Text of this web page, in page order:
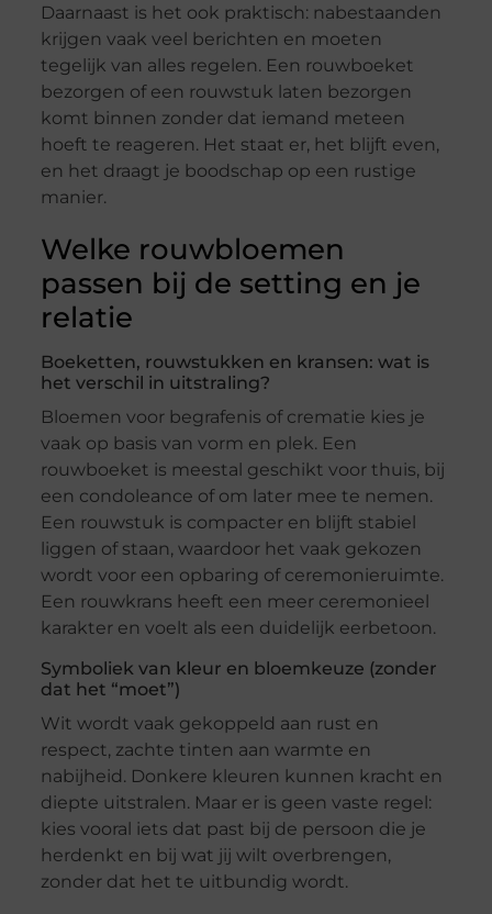
Daarnaast is het ook praktisch: nabestaanden
krijgen vaak veel berichten en moeten
tegelijk van alles regelen. Een rouwboeket
bezorgen of een rouwstuk laten bezorgen
komt binnen zonder dat iemand meteen
hoeft te reageren. Het staat er, het blijft even,
en het draagt je boodschap op een rustige
manier.
Welke rouwbloemen
passen bij de setting en je
relatie
Boeketten, rouwstukken en kransen: wat is
het verschil in uitstraling?
Bloemen voor begrafenis of crematie kies je
vaak op basis van vorm en plek. Een
rouwboeket is meestal geschikt voor thuis, bij
een condoleance of om later mee te nemen.
Een rouwstuk is compacter en blijft stabiel
liggen of staan, waardoor het vaak gekozen
wordt voor een opbaring of ceremonieruimte.
Een rouwkrans heeft een meer ceremonieel
karakter en voelt als een duidelijk eerbetoon.
Symboliek van kleur en bloemkeuze (zonder
dat het “moet”)
Wit wordt vaak gekoppeld aan rust en
respect, zachte tinten aan warmte en
nabijheid. Donkere kleuren kunnen kracht en
diepte uitstralen. Maar er is geen vaste regel:
kies vooral iets dat past bij de persoon die je
herdenkt en bij wat jij wilt overbrengen,
zonder dat het te uitbundig wordt.